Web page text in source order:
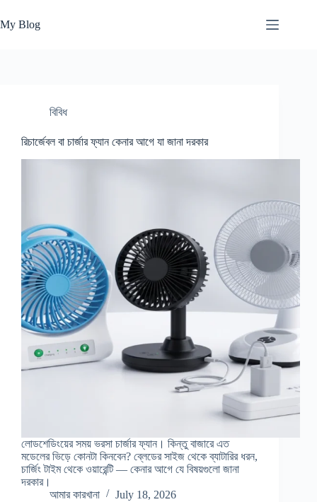
to
content
My Blog
বিবিধ
রিচার্জেবল বা চার্জার ফ্যান কেনার আগে যা জানা দরকার
লোডশেডিংয়ের সময় ভরসা চার্জার ফ্যান। কিন্তু বাজারে এত
মডেলের ভিড়ে কোনটা কিনবেন? ব্লেডের সাইজ থেকে ব্যাটারির ধরন,
চার্জিং টাইম থেকে ওয়ারেন্টি — কেনার আগে যে বিষয়গুলো জানা
দরকার।
আমার কারখানা
July 18, 2026